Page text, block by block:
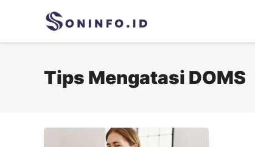
Tips Mengatasi DOMS